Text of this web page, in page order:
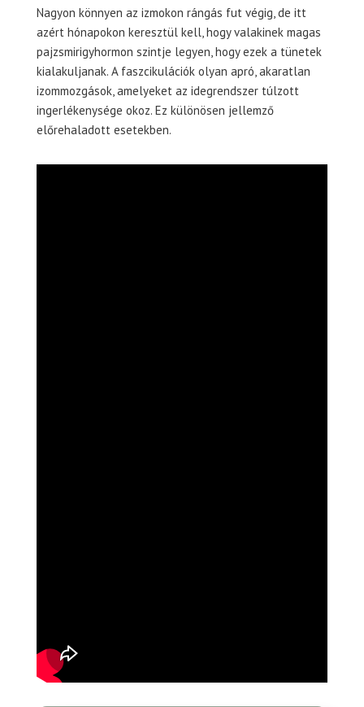
Nagyon könnyen az izmokon rángás fut végig, de itt
azért hónapokon keresztül kell, hogy valakinek magas
pajzsmirigyhormon szintje legyen, hogy ezek a tünetek
kialakuljanak. A faszcikulációk olyan apró, akaratlan
izommozgások, amelyeket az idegrendszer túlzott
ingerlékenysége okoz. Ez különösen jellemző
előrehaladott esetekben.